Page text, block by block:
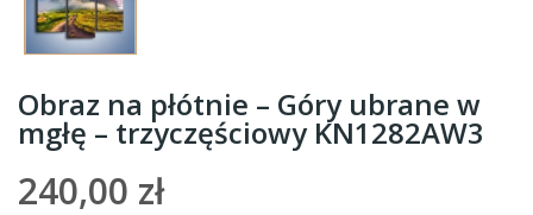
Obraz na płótnie – Góry ubrane w
mgłę – trzyczęściowy KN1282AW3
240,00 zł